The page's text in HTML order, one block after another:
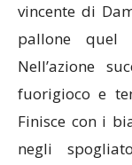
vincente di
pallone quel
Nell’azione
fuorigioco e
Finisce con i
negli